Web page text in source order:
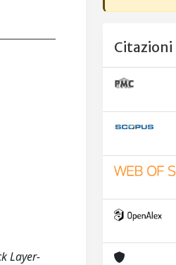
Layer-
Citazioni